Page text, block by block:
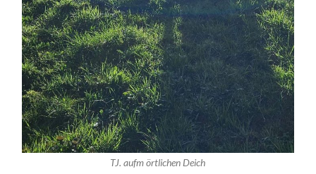
TJ. aufm örtlichen Deich